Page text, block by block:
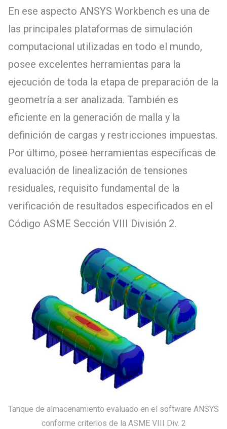
En ese aspecto ANSYS Workbench es una de
las principales plataformas de simulación
computacional utilizadas en todo el mundo,
posee excelentes herramientas para la
ejecución de toda la etapa de preparación de la
geometría a ser analizada. También es
eficiente en la generación de malla y la
definición de cargas y restricciones impuestas.
Por último, posee herramientas específicas de
evaluación de linealización de tensiones
residuales, requisito fundamental de la
verificación de resultados especificados en el
Código ASME Sección VIII División 2.
Tanque de almacenamiento evaluado en el software ANSYS
conforme criterios de la ASME VIII Div. 2